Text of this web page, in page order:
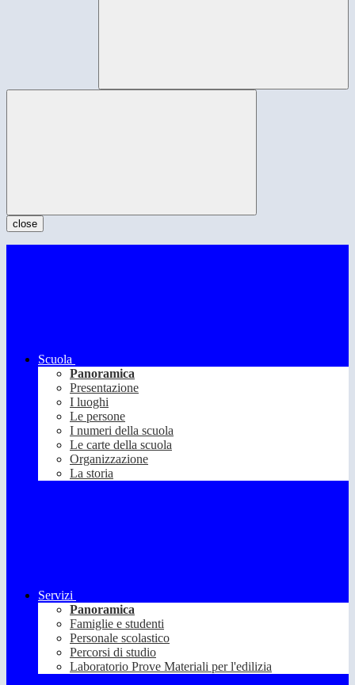
close
Scuola
Panoramica
Presentazione
I luoghi
Le persone
I numeri della scuola
Le carte della scuola
Organizzazione
La storia
Servizi
Panoramica
Famiglie e studenti
Personale scolastico
Percorsi di studio
Laboratorio Prove Materiali per l'edilizia